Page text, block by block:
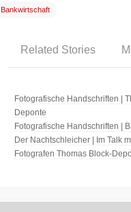
Bankwirtschaft
Related Stories
Fotografische Handschriften |
Deponte
Fotografische Handschriften |
Der Nachtschleicher | Im Talk
Fotografen Thomas Block-